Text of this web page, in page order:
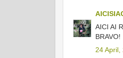
AICI AI
BRAVO!
24